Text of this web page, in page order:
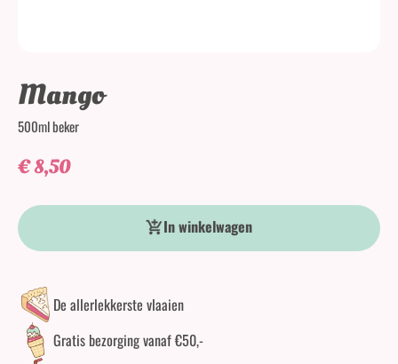
Mango
500ml beker
€8,50
Mango aantal
In winkelwagen
De allerlekkerste vlaaien
Gratis bezorging vanaf €50,-